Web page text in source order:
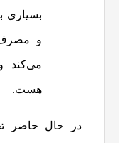
بسیاری
و مصرف
می‌کند
هست.
در حال حاضر